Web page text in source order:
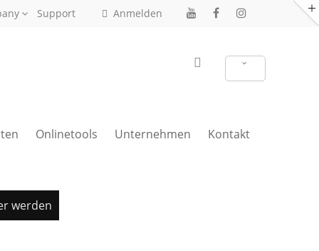
Support Anmelden
Onlinetools Unternehmen Kontakt
werden